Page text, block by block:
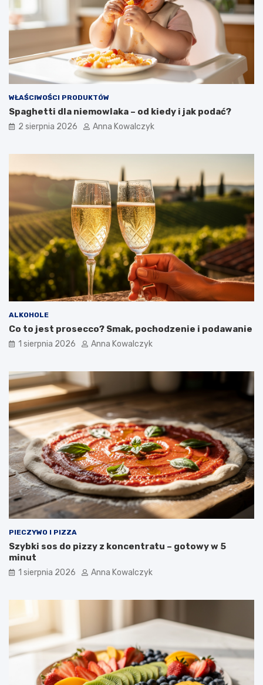
WŁAŚCIWOŚCI PRODUKTÓW
Spaghetti dla niemowlaka – od kiedy i jak podać?
2 sierpnia 2026 Anna Kowalczyk
ALKOHOLE
Co to jest prosecco? Smak, pochodzenie i podawanie
1 sierpnia 2026 Anna Kowalczyk
PIECZYWO I PIZZA
Szybki sos do pizzy z koncentratu – gotowy w 5
minut
1 sierpnia 2026 Anna Kowalczyk